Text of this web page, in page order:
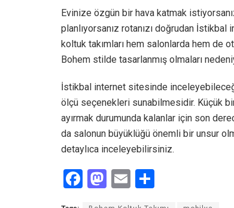
Evinize özgün bir hava katmak
planlıyorsanız rotanızı doğrudan
koltuk takımları hem salonlarda hem de
Bohem stilde tasarlanmış olmaları
İstikbal internet sitesinde
ölçü seçenekleri sunabilmesidir. Küçük
ayırmak durumunda kalanlar için son
da salonun büyüklüğü önemli bir unsur
detaylıca inceleyebilirsiniz.
F
M E